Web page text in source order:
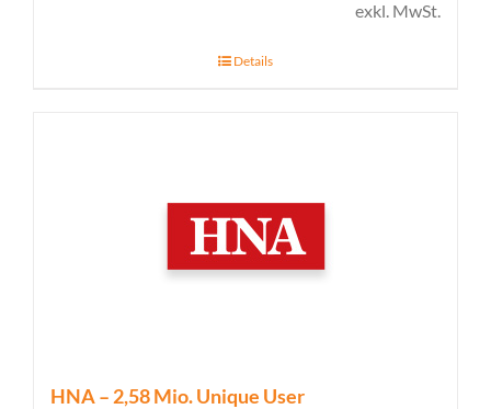
exkl. MwSt.
Details
HNA – 2,58 Mio. Unique User